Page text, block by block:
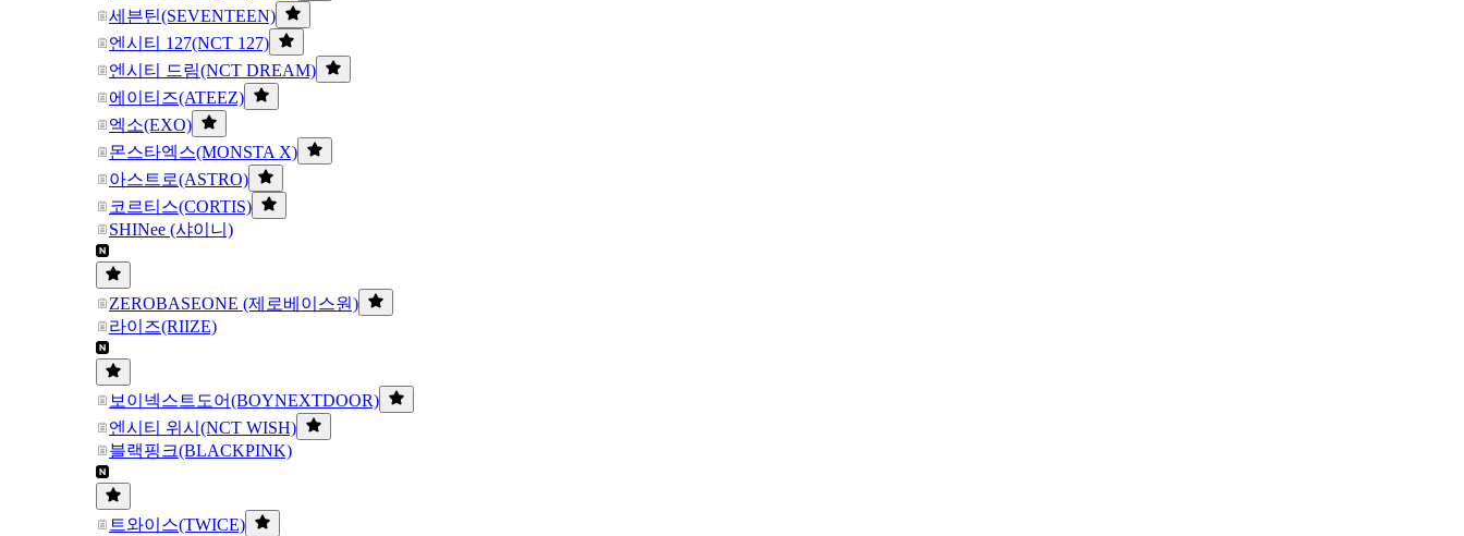
세븐틴(SEVENTEEN)
엔시티 127(NCT 127)
엔시티 드림(NCT DREAM)
에이티즈(ATEEZ)
엑소(EXO)
몬스타엑스(MONSTA X)
아스트로(ASTRO)
코르티스(CORTIS)
SHINee (샤이니)
ZEROBASEONE (제로베이스원)
라이즈(RIIZE)
보이넥스트도어(BOYNEXTDOOR)
엔시티 위시(NCT WISH)
블랙핑크(BLACKPINK)
트와이스(TWICE)